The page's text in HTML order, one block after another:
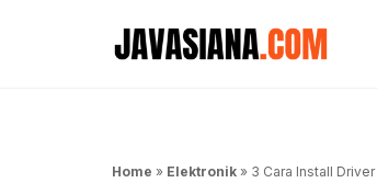
Home » Elektronik » 3 Cara Install